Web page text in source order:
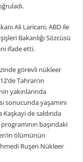
Ali Laricani, ABD ile
Bakanlığı Sözcüsü
ifade etti.
görevli nükleer
Tahran’ın
yakınlarında
sonucunda yaşamını
de saldırıda
başındaki
ölümünün
Ruşen Nükleer